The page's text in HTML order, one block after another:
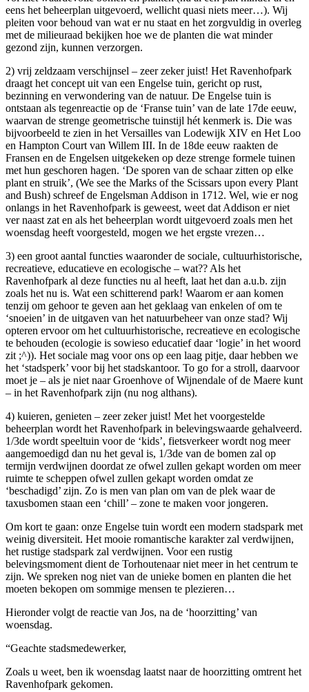
eens het beheerplan uitgevoerd, wellicht quasi niets meer…). Wij
pleiten voor behoud van wat er nu staat en het zorgvuldig in overleg
met de milieuraad bekijken hoe we de planten die wat minder
gezond zijn, kunnen verzorgen.
2) vrij zeldzaam verschijnsel – zeer zeker juist! Het Ravenhofpark
draagt het concept uit van een Engelse tuin, gericht op rust,
bezinning en verwondering van de natuur. De Engelse tuin is
ontstaan als tegenreactie op de ‘Franse tuin’ van de late 17de eeuw,
waarvan de strenge geometrische tuinstijl hét kenmerk is. Die was
bijvoorbeeld te zien in het Versailles van Lodewijk XIV en Het Loo
en Hampton Court van Willem III. In de 18de eeuw raakten de
Fransen en de Engelsen uitgekeken op deze strenge formele tuinen
met hun geschoren hagen. ‘De sporen van de schaar zitten op elke
plant en struik’, (We see the Marks of the Scissars upon every Plant
and Bush) schreef de Engelsman Addison in 1712. Wel, wie er nog
onlangs in het Ravenhofpark is geweest, weet dat Addison er niet
ver naast zat en als het beheerplan wordt uitgevoerd zoals men het
woensdag heeft voorgesteld, mogen we het ergste vrezen…
3) een groot aantal functies waaronder de sociale, cultuurhistorische,
recreatieve, educatieve en ecologische – wat?? Als het
Ravenhofpark al deze functies nu al heeft, laat het dan a.u.b. zijn
zoals het nu is. Wat een schitterend park! Waarom er aan komen
tenzij om gehoor te geven aan het geklaag van enkelen of om te
‘snoeien’ in de uitgaven van het natuurbeheer van onze stad? Wij
opteren ervoor om het cultuurhistorische, recreatieve en ecologische
te behouden (ecologie is sowieso educatief daar ‘logie’ in het woord
zit ;^)). Het sociale mag voor ons op een laag pitje, daar hebben we
het ‘stadsperk’ voor bij het stadskantoor. To go for a stroll, daarvoor
moet je – als je niet naar Groenhove of Wijnendale of de Maere kunt
– in het Ravenhofpark zijn (nu nog althans).
4) kuieren, genieten – zeer zeker juist! Met het voorgestelde
beheerplan wordt het Ravenhofpark in belevingswaarde gehalveerd.
1/3de wordt speeltuin voor de ‘kids’, fietsverkeer wordt nog meer
aangemoedigd dan nu het geval is, 1/3de van de bomen zal op
termijn verdwijnen doordat ze ofwel zullen gekapt worden om meer
ruimte te scheppen ofwel zullen gekapt worden omdat ze
‘beschadigd’ zijn. Zo is men van plan om van de plek waar de
taxusbomen staan een ‘chill’ – zone te maken voor jongeren.
Om kort te gaan: onze Engelse tuin wordt een modern stadspark met
weinig diversiteit. Het mooie romantische karakter zal verdwijnen,
het rustige stadspark zal verdwijnen. Voor een rustig
belevingsmoment dient de Torhoutenaar niet meer in het centrum te
zijn. We spreken nog niet van de unieke bomen en planten die het
moeten bekopen om sommige mensen te plezieren…
Hieronder volgt de reactie van Jos, na de ‘hoorzitting’ van
woensdag.
“Geachte stadsmedewerker,
Zoals u weet, ben ik woensdag laatst naar de hoorzitting omtrent het
Ravenhofpark gekomen.